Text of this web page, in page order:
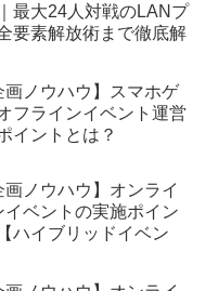
最大24人対戦のLANプ
要素解放術まで徹底解
画ノウハウ】スマホゲ
フラインイベント運営
イントとは？
画ノウハウ】オンライ
イベントの実施ポイン
ハイブリッドイベン